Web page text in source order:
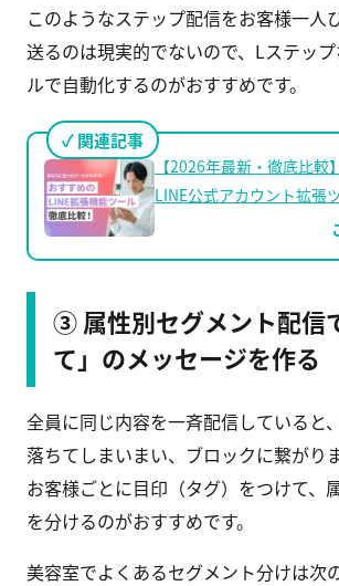
このようなステップ配信をお客様一人
送るのは現実的でないので、Lステッ
ルで自動化するのがおすすめです。
関連記事
【2026年最新・徹底比較
LINE公式アカウント拡張
③ 属性別セグメント配信
て」のメッセージを作る
全員に同じ内容を一斉配信していると
落ちてしまいまい、ブロックに繋がり
お客様ごとに目印（タグ）をつけて、
を分けるのがおすすめです。
美容室でよくあるセグメント分けは次